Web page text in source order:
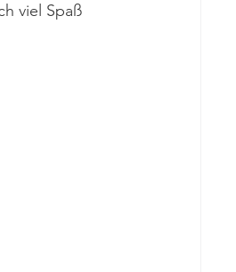
viel Spaß